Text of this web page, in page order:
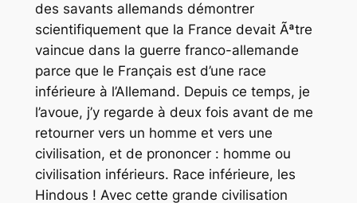
des savants allemands démontrer
scientifiquement que la France devait Ãªtre
vaincue dans la guerre franco-allemande
parce que le Français est d’une race
inférieure à l’Allemand. Depuis ce temps, je
l’avoue, j’y regarde à deux fois avant de me
retourner vers un homme et vers une
civilisation, et de prononcer : homme ou
civilisation inférieurs. Race inférieure, les
Hindous ! Avec cette grande civilisation